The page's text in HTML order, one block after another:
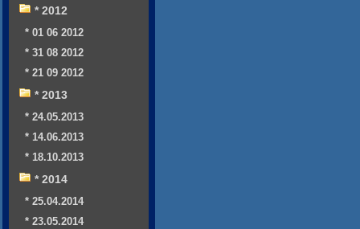
* 2012
* 01 06 2012
* 31 08 2012
* 21 09 2012
* 2013
* 24.05.2013
* 14.06.2013
* 18.10.2013
* 2014
* 25.04.2014
* 23.05.2014